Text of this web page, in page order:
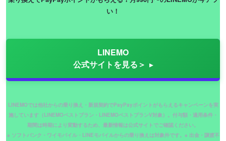
い！
LINEMO
公式サイトを見る＞
LINEMOでは他社からの乗り換え・新規契約でPayPayポイントがもらえるキャンペーンを実
施しています（LINEMOベストプラン・LINEMOベストプランV対象）。付与額・適用条件・
期間は時期により変動するため、最新情報は公式サイトでご確認ください。
※ ソフトバンク・ワイモバイル・LINEモバイルからの乗り換えは対象外です。※ 出金・譲渡不